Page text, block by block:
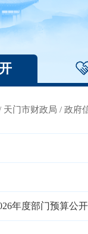
天门市财政局 / 政府
年度部门预算公开